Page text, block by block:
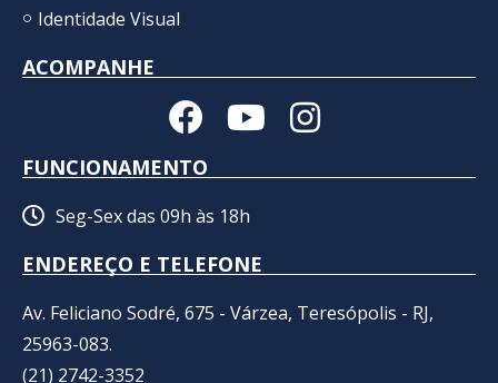
Identidade Visual
ACOMPANHE
FUNCIONAMENTO
Seg-Sex das 09h às 18h
ENDEREÇO E TELEFONE
Av. Feliciano Sodré, 675 - Várzea, Teresópolis - RJ,
25963-083.
(21) 2742-3352​